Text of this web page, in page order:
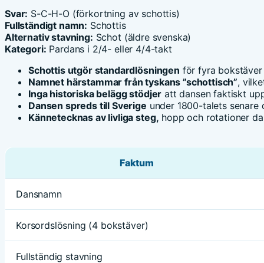
Svar: S-C-H-O (förkortning av schottis)
Fullständigt namn: Schottis
Alternativ stavning: Schot (äldre svenska)
Kategori: Pardans i 2/4- eller 4/4-takt
Schottis utgör standardlösningen för fyra
Namnet härstammar från tyskans ”schottisch”,
Inga historiska belägg stödjer att dansen faktiskt
Dansen spreds till Sverige under 1800-talets
Kännetecknas av livliga steg, hopp och rotationer
Faktum
Dansnamn
Korsordslösning (4 bokstäver)
Fullständig stavning